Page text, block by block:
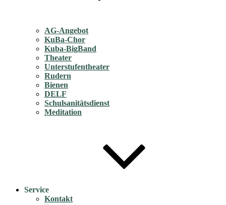
AG-Angebot
KuBa-Chor
Kuba-BigBand
Theater
Unterstufentheater
Rudern
Bienen
DELF
Schulsanitätsdienst
Meditation
Service
Kontakt